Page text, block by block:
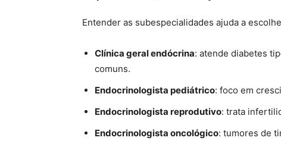
Entender as subespecialidades ajuda a
Clínica geral endócrina: atende diabetes
comuns.
Endocrinologista pediátrico: foco em
Endocrinologista reprodutivo: trata
Endocrinologista oncológico: tumores de